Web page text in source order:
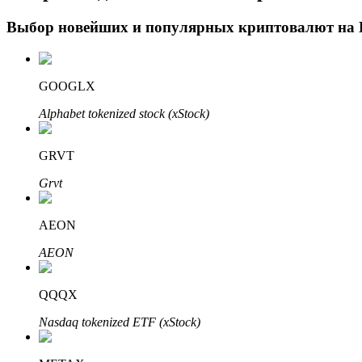
Блокировки BTR
Эксклюзивные инвестиции для владельцев BTR
Сервис заимствований, обеспеченных криптовалютой
Выбор новейших и популярных криптовалют на
GOOGLX
Alphabet tokenized stock (xStock)
GRVT
Grvt
AEON
AEON
QQQX
Nasdaq tokenized ETF (xStock)